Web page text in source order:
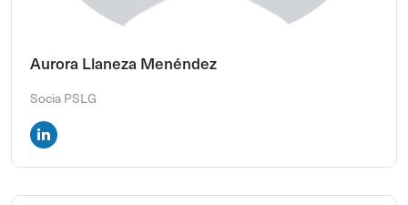
Aurora Llaneza Menéndez
Socia PSLG